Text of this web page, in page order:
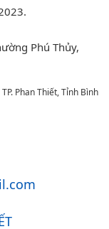
Phú Thủy,
Phan Thiết, Tỉnh Bình